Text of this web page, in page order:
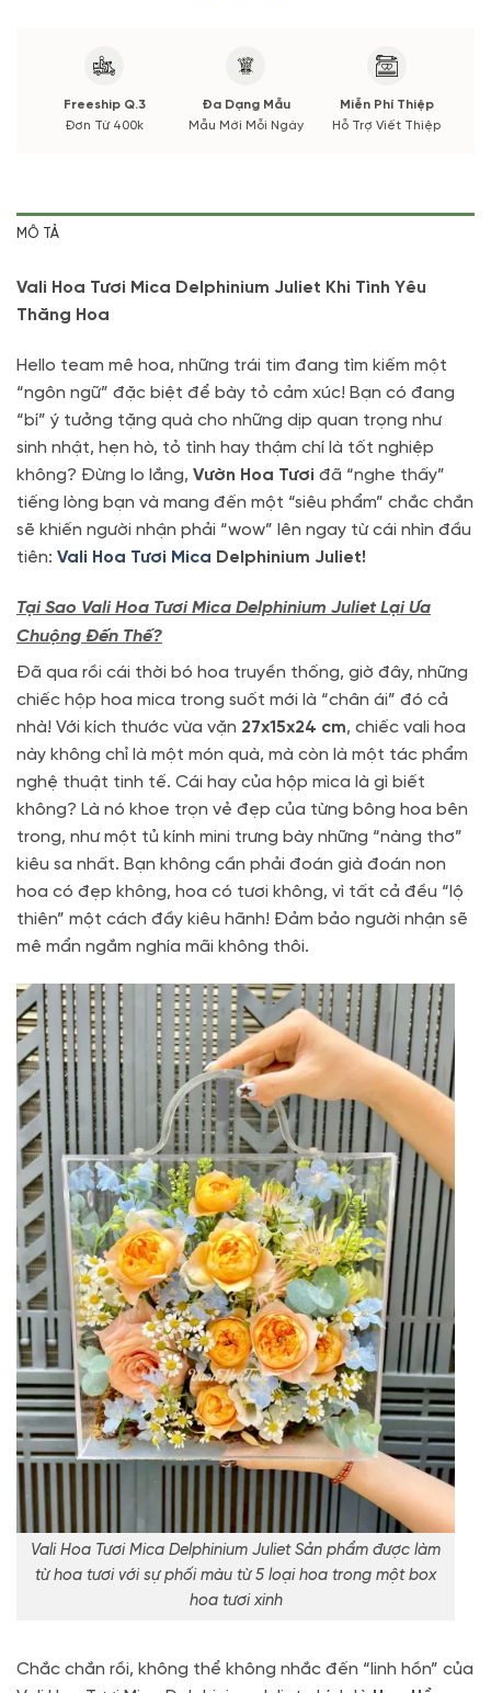
báo đến Quý khách hàng xác nhận trước khi cắm hay bó.
Freeship Q.3
Đơn Từ 400k
Đa Dạng Mẫu
Mẫu Mới Mỗi Ngày
Miễn Phí Thiệp
Hỗ Trợ Viết Thiệp
MÔ TẢ
Vali Hoa Tươi Mica Delphinium Juliet Khi Tình Yêu
Thăng Hoa
Hello team mê hoa, những trái tim đang tìm kiếm một
“ngôn ngữ” đặc biệt để bày tỏ cảm xúc! Bạn có đang
“bí” ý tưởng tặng quà cho những dịp quan trọng như
sinh nhật, hẹn hò, tỏ tình hay thậm chí là tốt nghiệp
không? Đừng lo lắng, Vườn Hoa Tươi đã “nghe thấy”
tiếng lòng bạn và mang đến một “siêu phẩm” chắc chắn
sẽ khiến người nhận phải “wow” lên ngay từ cái nhìn đầu
tiên: Vali Hoa Tươi Mica Delphinium Juliet!
Tại Sao Vali Hoa Tươi Mica Delphinium Juliet Lại Ưa
Chuộng Đến Thế?
Đã qua rồi cái thời bó hoa truyền thống, giờ đây, những
chiếc hộp hoa mica trong suốt mới là “chân ái” đó cả
nhà! Với kích thước vừa vặn 27x15x24 cm, chiếc vali hoa
này không chỉ là một món quà, mà còn là một tác phẩm
nghệ thuật tinh tế. Cái hay của hộp mica là gì biết
không? Là nó khoe trọn vẻ đẹp của từng bông hoa bên
trong, như một tủ kính mini trưng bày những “nàng thơ”
kiêu sa nhất. Bạn không cần phải đoán già đoán non
hoa có đẹp không, hoa có tươi không, vì tất cả đều “lộ
thiên” một cách đầy kiêu hãnh! Đảm bảo người nhận sẽ
mê mẩn ngắm nghía mãi không thôi.
Vali Hoa Tươi Mica Delphinium Juliet Sản phẩm được làm
từ hoa tươi với sự phối màu từ 5 loại hoa trong một box
hoa tươi xinh
Chắc chắn rồi, không thể không nhắc đến “linh hồn” của